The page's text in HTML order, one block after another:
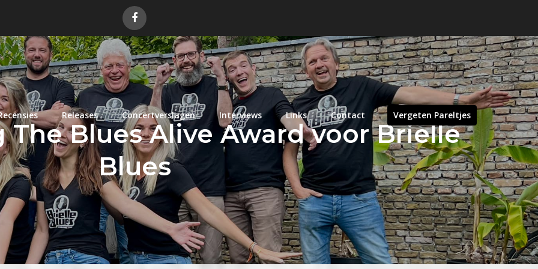
Releases Concertverslagen Interviews Links Contact Vergeten Pareltjes
Blues Alive Award voor Brielle
Blues